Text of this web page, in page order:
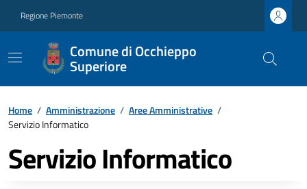
Regione Piemonte
Comune di Occhieppo
Superiore
Home / Amministrazione / Aree Amministrative /
Servizio Informatico
Servizio Informatico